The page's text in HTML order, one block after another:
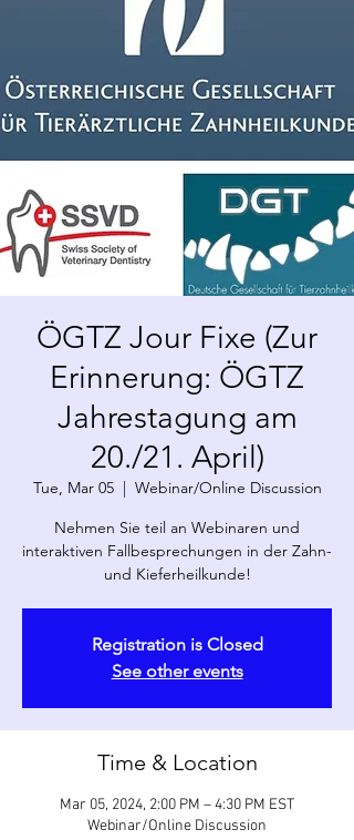
ÖGTZ Jour Fixe (Zur
Erinnerung: ÖGTZ
Jahrestagung am
20./21. April)
Tue, Mar 05
  |
Webinar/Online Discussion
Nehmen Sie teil an Webinaren und
interaktiven Fallbesprechungen in der Zahn-
und Kieferheilkunde!
Registration is Closed
See other events
Time & Location
Mar 05, 2024, 2:00 PM – 4:30 PM EST
Webinar/Online Discussion